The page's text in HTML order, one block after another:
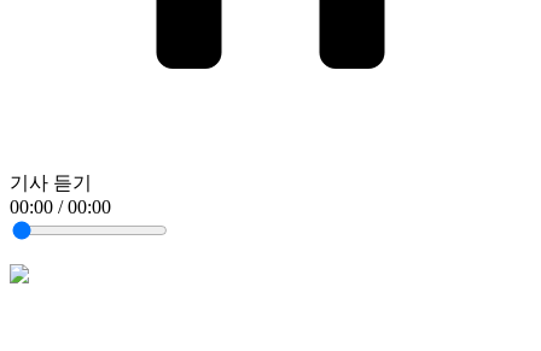
기사 듣기
00:00 / 00:00